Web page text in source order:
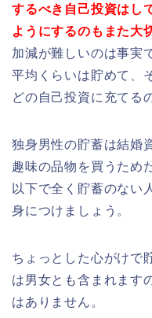
するべき自己投資はし
ようにするのもまた大
加減が難しいのは事実
平均くらいは貯めて、
どの自己投資に充てる
独身男性の貯蓄は結婚
趣味の品物を買うため
以下で全く貯蓄のない
身につけましょう。
ちょっとした心がけで
は男女とも含まれます
はありません。